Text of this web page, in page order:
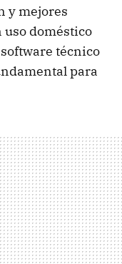
y mejores
uso doméstico
técnico
para